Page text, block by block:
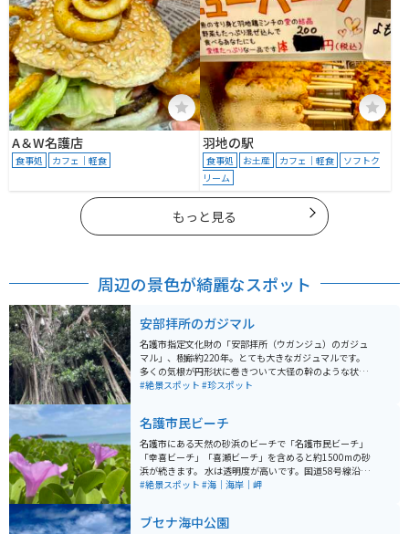
A＆W名護店
食事処 カフェ｜軽食
羽地の駅
食事処 お土産 カフェ｜軽食
ソフトク
リーム
もっと見る
周辺の景色が綺麗なスポット
安部拝所のガジマル
名護市指定文化財の「安部拝所（ウガンジュ）のガジュ
マル」、樹齢約220年。とても大きなガジュマルです。
多くの気根が円形状に巻きついて大径の幹のような状態
になっています。 その迫力は、まさに圧巻、大自然のパ
から区民に慕われているガジュマルです。駐車場がなく
民家が隣接しているので、訪れる際は周りへの配慮にも
気をつけたい。
#絶景スポット #珍スポット
名護市民ビーチ
名護市にある天然の砂浜のビーチで「名護市民ビーチ」
「幸喜ビーチ」「喜瀬ビーチ」を含めると約1500mの砂
浜が続きます。 水は透明度が高いです。国道58号線沿い
を走っていると見えてきます。駐車場は無料ですが、遊
#絶景スポット #海｜海岸｜岬
ブセナ海中公園